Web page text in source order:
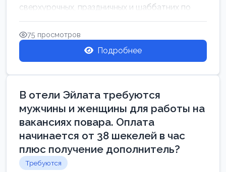
сверхурочных, праздничных и шаббатних по
закон...
75 просмотров
Подробнее
В отели Эйлата требуются
мужчины и женщины для работы на
вакансиях повара. Оплата
начинается от 38 шекелей в час
плюс получение дополнитель?
Требуются